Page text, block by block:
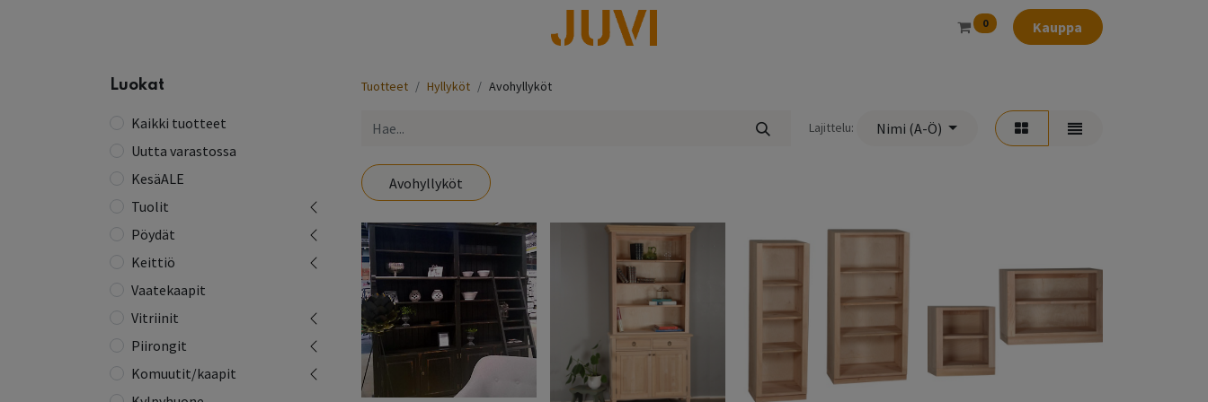
0 Kauppa
Luokat
Kaikki tuotteet
Uutta varastossa
KesäALE
Tuolit
Pöydät
Keittiö
Vaatekaapit
Vitriinit
Piirongit
Komuutit/kaapit
Tuotteet Hyllyköt Avohyllyköt
Lajittelu: Nimi (A-Ö)
Avohyllyköt